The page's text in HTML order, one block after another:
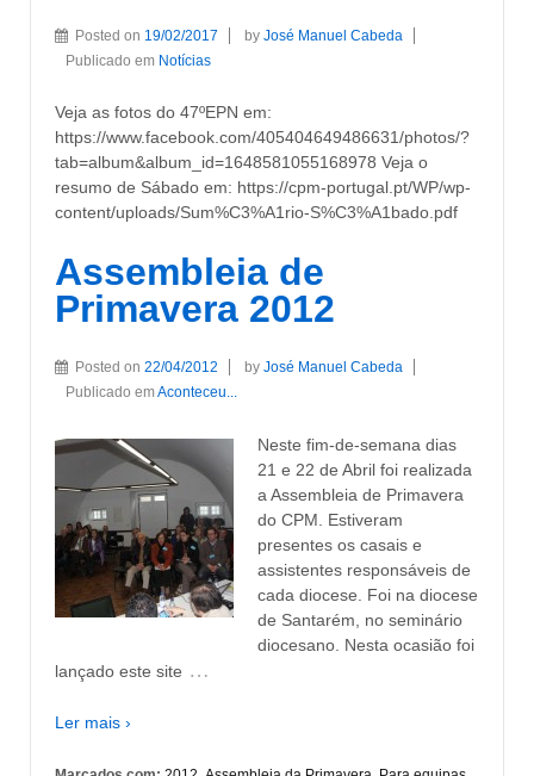
Posted on 19/02/2017 by José Manuel Cabeda
Publicado em Notícias
Veja as fotos do 47ºEPN em:
https://www.facebook.com/405404649486631/photos/?
tab=album&album_id=1648581055168978 Veja o
resumo de Sábado em: https://cpm-portugal.pt/WP/wp-
content/uploads/Sum%C3%A1rio-S%C3%A1bado.pdf
Assembleia de
Primavera 2012
Posted on 22/04/2012 by José Manuel Cabeda
Publicado emAconteceu...
Neste fim-de-semana dias
21 e 22 de Abril foi realizada
a Assembleia de Primavera
do CPM. Estiveram
presentes os casais e
assistentes responsáveis de
cada diocese. Foi na diocese
de Santarém, no seminário
diocesano. Nesta ocasião foi
lançado este site …
Ler mais ›